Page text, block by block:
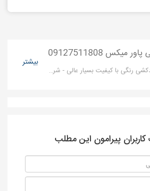
09127511808
خرید اینترنتی پودر بندکشی رنگی با کیفیت بسیار عالی - شرکت بزرگ پاور میکس تولید کننده انواع پودر بند کشی در رنگ های مختلف می باشد.محصول نانو بندکشی پاورمیکس از نظر ساختار فیزیکی کیفیت بالا و قدرت چسبندگی مناسبی دارد .
بیشتر
پیرامون این مطلب